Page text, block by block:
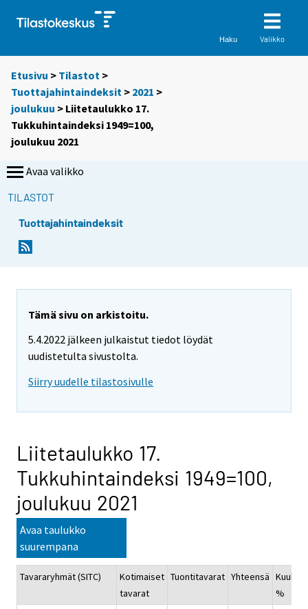
Haku Valikko
Etusivu > Tilastot >
Tuottajahintaindeksit > 2021 >
joulukuu > Liitetaulukko 17.
Tukkuhintaindeksi 1949=100,
joulukuu 2021
Avaa valikko
TILASTOT
Tuottajahintaindeksit
Tämä sivu on arkistoitu.
5.4.2022 jälkeen julkaistut tiedot löydät
uudistetulta sivustolta.
Siirry uudelle tilastosivulle
Liitetaulukko 17.
Tukkuhintaindeksi 1949=100,
joulukuu 2021
Avaa taulukko
suurempana
Tavararyhmät (SITC)
Kotimaiset
tavarat
Tuontitavarat Yhteensä
%